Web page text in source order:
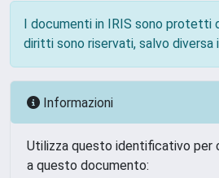
I documenti in IRIS sono protetti
diritti sono riservati, salvo diversa
Informazioni
Utilizza questo identificativo per
a questo documento: